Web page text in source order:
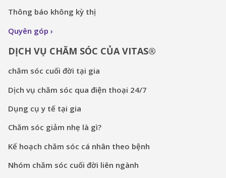
Thông báo không kỳ thị
Quyên góp
DỊCH VỤ CHĂM SÓC CỦA VITAS®
chăm sóc cuối đời tại gia
Dịch vụ chăm sóc qua điện thoại 24/7
Dụng cụ y tế tại gia
Chăm sóc giảm nhẹ là gì?
Kế hoạch chăm sóc cá nhân theo bệnh
Nhóm chăm sóc cuối đời liên ngành